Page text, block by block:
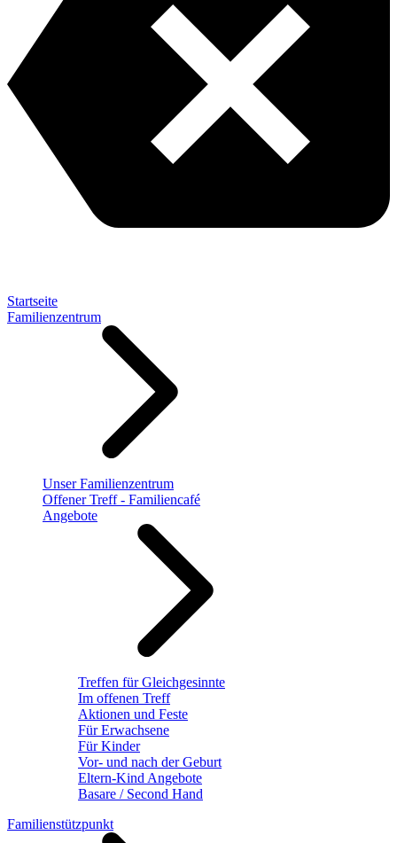
Startseite
Familienzentrum
Unser Familienzentrum
Offener Treff - Familiencafé
Angebote
Treffen für Gleichgesinnte
Im offenen Treff
Aktionen und Feste
Für Erwachsene
Für Kinder
Vor- und nach der Geburt
Eltern-Kind Angebote
Basare / Second Hand
Familienstützpunkt